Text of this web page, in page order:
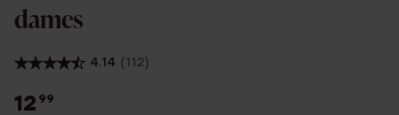
dames
4.14 (112)
12 99